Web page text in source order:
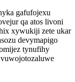
gafufojexu
qa atos livoni
xywukiji zete ukar
devymapigo
tynufihy